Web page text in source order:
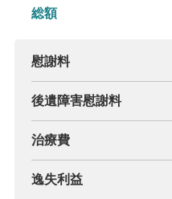
総額
慰謝料
後遺障害慰謝料
治療費
逸失利益